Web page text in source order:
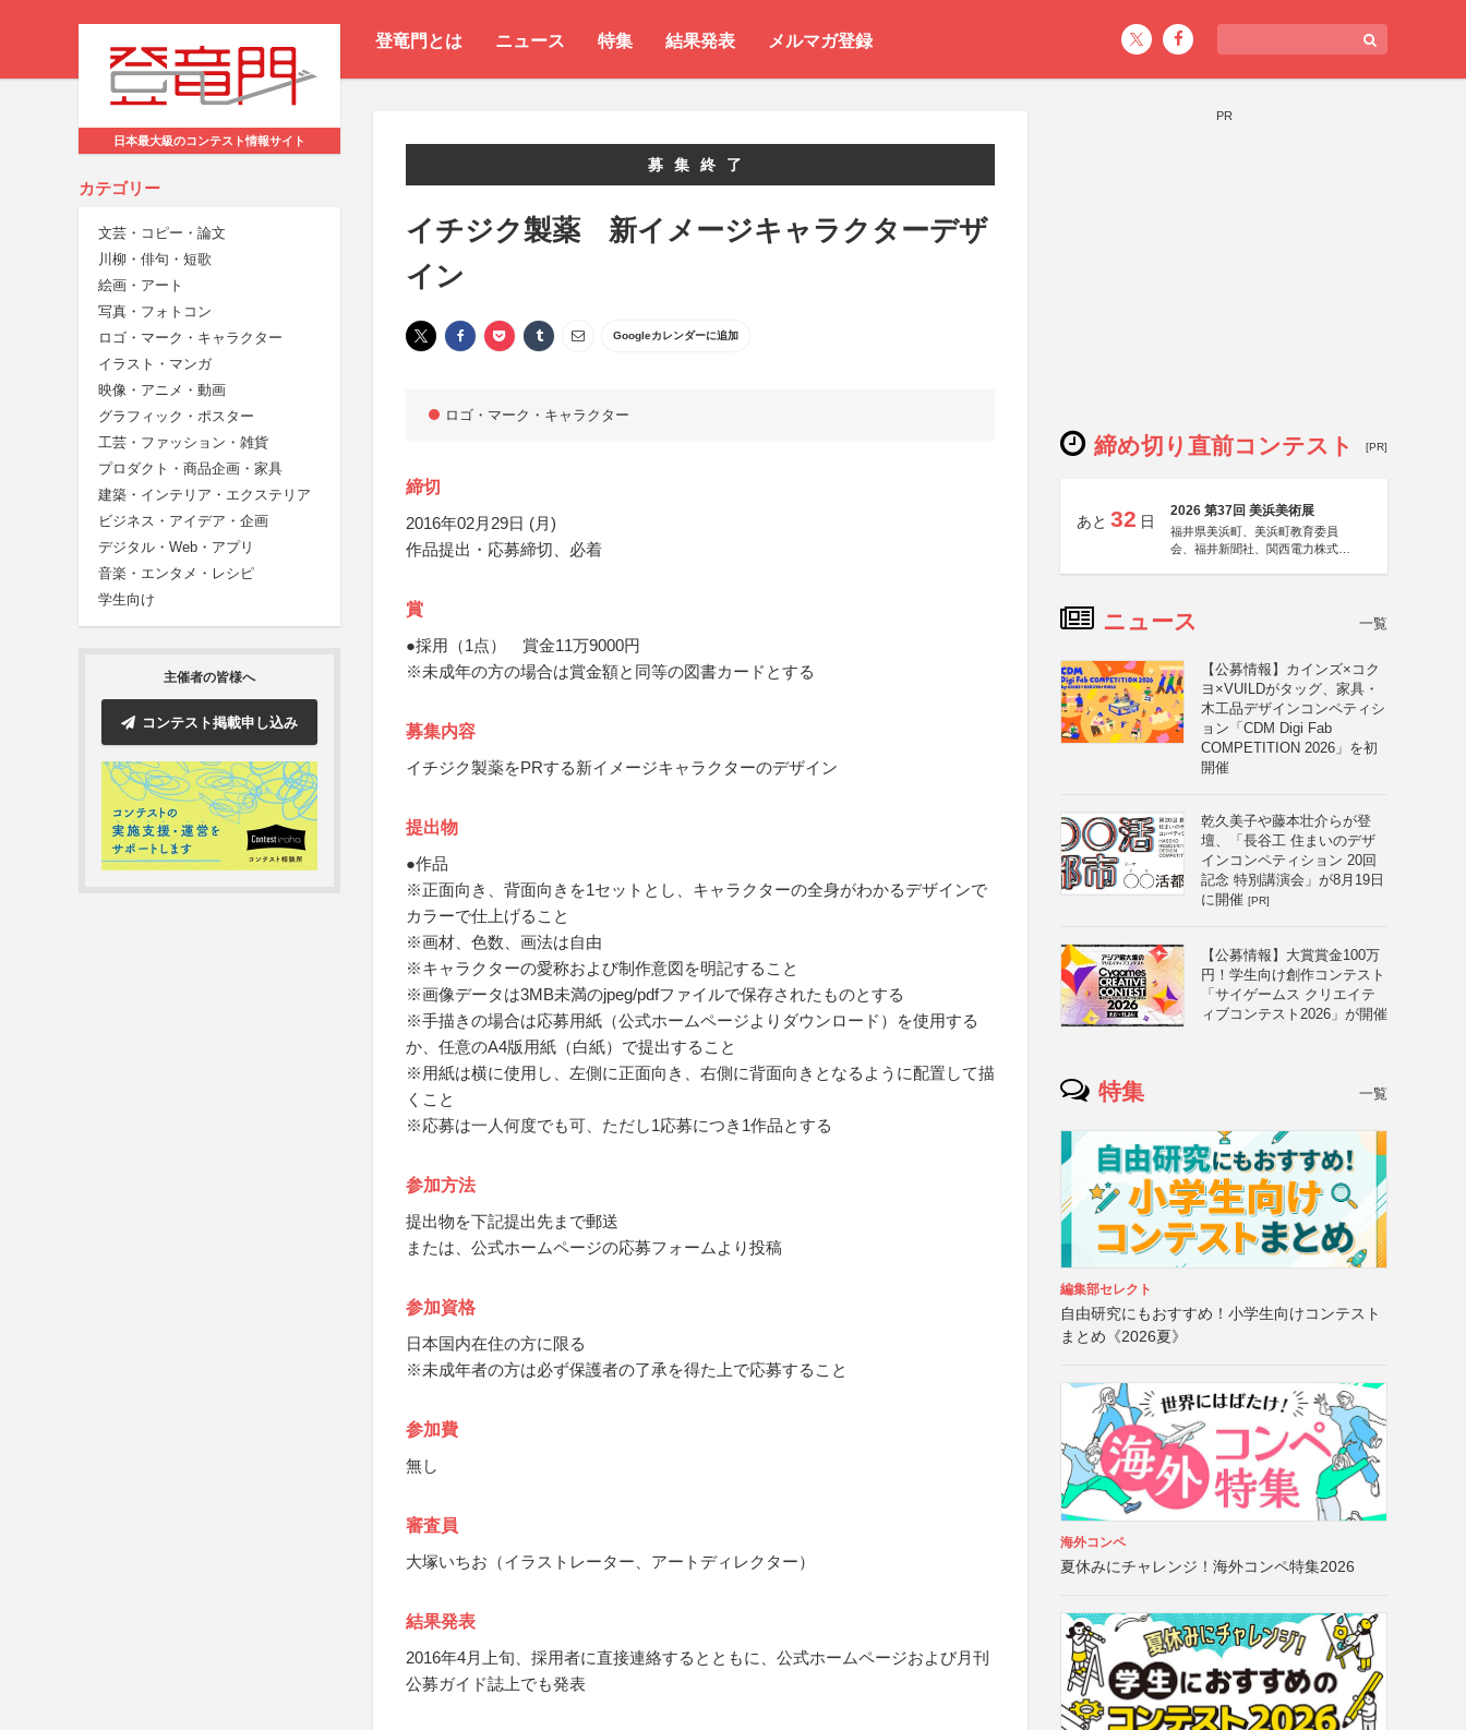
登竜門とは ニュース 特集 結果発表 メルマガ登録
日本最大級のコンテスト情報サイト
カテゴリー
文芸・コピー・論文
川柳・俳句・短歌
絵画・アート
写真・フォトコン
ロゴ・マーク・キャラクター
イラスト・マンガ
映像・アニメ・動画
グラフィック・ポスター
工芸・ファッション・雑貨
プロダクト・商品企画・家具
建築・インテリア・エクステリア
ビジネス・アイデア・企画
デジタル・Web・アプリ
音楽・エンタメ・レシピ
学生向け
主催者の皆様へ
コンテスト掲載申し込み
募集終了
イチジク製薬 新イメージキャラクターデザ
イン
Googleカレンダーに追加
ロゴ・マーク・キャラクター
締切
2016年02月29日 (月)
作品提出・応募締切、必着
賞
●採用（1点） 賞金11万9000円
※未成年の方の場合は賞金額と同等の図書カードとする
募集内容
イチジク製薬をPRする新イメージキャラクターのデザイン
提出物
●作品
※正面向き、背面向きを1セットとし、キャラクターの全身がわかるデザインで
カラーで仕上げること
※画材、色数、画法は自由
※キャラクターの愛称および制作意図を明記すること
※画像データは3MB未満のjpeg/pdfファイルで保存されたものとする
※手描きの場合は応募用紙（公式ホームページよりダウンロード）を使用する
か、任意のA4版用紙（白紙）で提出すること
※用紙は横に使用し、左側に正面向き、右側に背面向きとなるように配置して描
くこと
※応募は一人何度でも可、ただし1応募につき1作品とする
参加方法
提出物を下記提出先まで郵送
または、公式ホームページの応募フォームより投稿
参加資格
日本国内在住の方に限る
※未成年者の方は必ず保護者の了承を得た上で応募すること
参加費
無し
審査員
大塚いちお（イラストレーター、アートディレクター）
結果発表
2016年4月上旬、採用者に直接連絡するとともに、公式ホームページおよび月刊
公募ガイド誌上でも発表
PR
締め切り直前コンテスト [PR]
あと 32 日
2026 第37回 美浜美術展
福井県美浜町、美浜町教育委員
会、福井新聞社、関西電力株式会
ニュース 一覧
【公募情報】カインズ×コク
ヨ×VUILDがタッグ、家具・
木工品デザインコンペティシ
ョン「CDM Digi Fab
COMPETITION 2026」を初
開催
乾久美子や藤本壮介らが登
壇、「長谷工 住まいのデザ
インコンペティション 20回
記念 特別講演会」が8月19日
に開催 [PR]
【公募情報】大賞賞金100万
円！学生向け創作コンテスト
「サイゲームス クリエイテ
ィブコンテスト2026」が開催
特集 一覧
編集部セレクト
自由研究にもおすすめ！小学生向けコンテスト
まとめ《2026夏》
海外コンペ
夏休みにチャレンジ！海外コンペ特集2026